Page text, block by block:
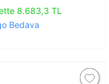
8.683,3 TL
Bedava